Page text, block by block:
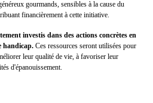
gourmands, sensibles à la cause du
financièrement à cette initiative.
investis dans des actions concrètes en
handicap. Ces ressources seront utilisées pour
leur qualité de vie, à favoriser leur
d'épanouissement.